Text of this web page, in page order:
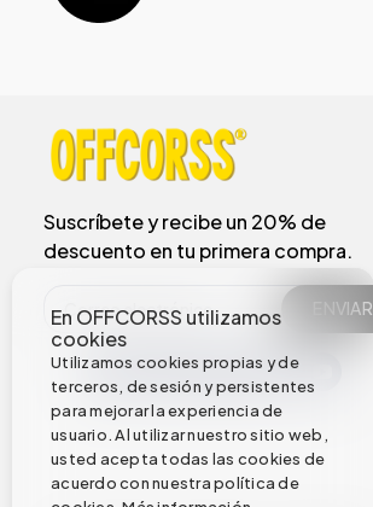
En OFFCORSS utilizamos
cookies
Utilizamos cookies propias y de
terceros, de sesión y persistentes
para mejorar la experiencia de
usuario. Al utilizar nuestro sitio web,
usted acepta todas las cookies de
acuerdo con nuestra política de
Suscríbete y recibe un 20% de
descuento en tu primera compra.
ENVIAR